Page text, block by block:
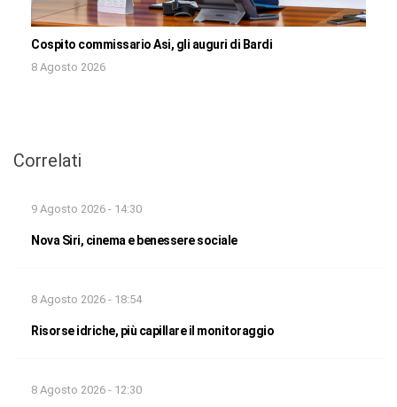
Cospito commissario Asi, gli auguri di Bardi
8 Agosto 2026
Correlati
9 Agosto 2026 - 14:30
Nova Siri, cinema e benessere sociale
8 Agosto 2026 - 18:54
Risorse idriche, più capillare il monitoraggio
8 Agosto 2026 - 12:30